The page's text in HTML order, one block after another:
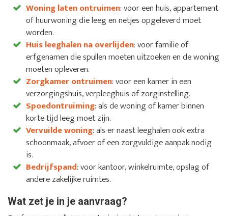
Woning laten ontruimen: voor een huis, appartement
of huurwoning die leeg en netjes opgeleverd moet
worden.
Huis leeghalen na overlijden: voor familie of
erfgenamen die spullen moeten uitzoeken en de woning
moeten opleveren.
Zorgkamer ontruimen: voor een kamer in een
verzorgingshuis, verpleeghuis of zorginstelling.
Spoedontruiming: als de woning of kamer binnen
korte tijd leeg moet zijn.
Vervuilde woning: als er naast leeghalen ook extra
schoonmaak, afvoer of een zorgvuldige aanpak nodig
is.
Bedrijfspand: voor kantoor, winkelruimte, opslag of
andere zakelijke ruimtes.
Wat zet je in je aanvraag?